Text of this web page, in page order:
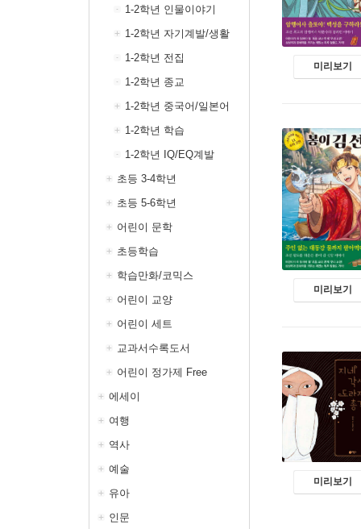
1-2학년 인물이야기
1-2학년 자기계발/생활
1-2학년 전집
1-2학년 종교
1-2학년 중국어/일본어
1-2학년 학습
1-2학년 IQ/EQ계발
초등 3-4학년
초등 5-6학년
어린이 문학
초등학습
학습만화/코믹스
어린이 교양
어린이 세트
교과서수록도서
어린이 정가제 Free
에세이
여행
역사
예술
유아
인문
미리보기
미리보기
미리보기